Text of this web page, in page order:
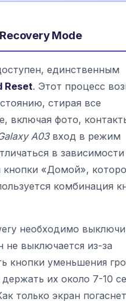
Mode
единственным
Reset. Этот процесс
стирая все
включая фото,
A03вход в режим
в
кнопки «Домой»,
комбинация
необходимо
не выключается из-за
кнопки уменьшения
их около 7-10
только экран